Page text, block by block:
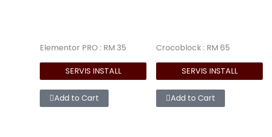
Elementor PRO : RM 35
SERVIS INSTALL
Add to Cart
Crocoblock : RM 65
SERVIS INSTALL
Add to Cart